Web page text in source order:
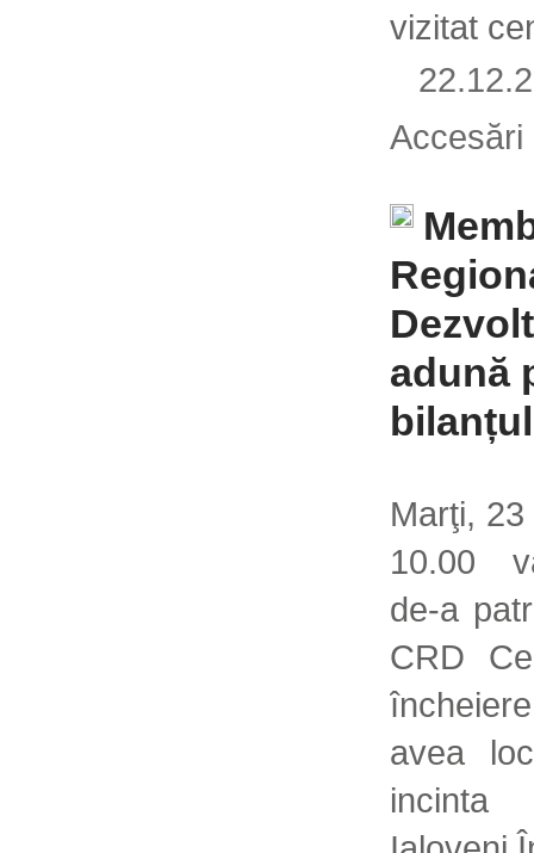
vizitat
Accesări
adună
Marţi,
10.00
de-a
CRD
avea
incinta